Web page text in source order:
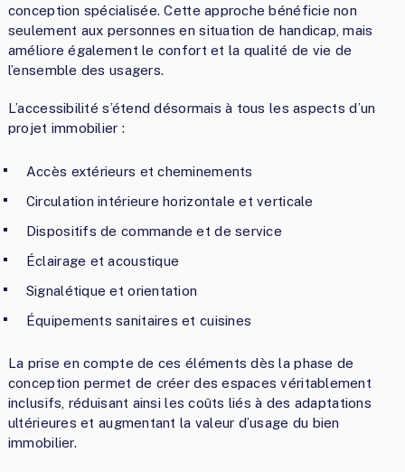
conception spécialisée. Cette approche bénéficie non
seulement aux personnes en situation de handicap, mais
améliore également le confort et la qualité de vie de
l’ensemble des usagers.
L’accessibilité s’étend désormais à tous les aspects d’un
projet immobilier :
Accès extérieurs et cheminements
Circulation intérieure horizontale et verticale
Dispositifs de commande et de service
Éclairage et acoustique
Signalétique et orientation
Équipements sanitaires et cuisines
La prise en compte de ces éléments dès la phase de
conception permet de créer des espaces véritablement
inclusifs, réduisant ainsi les coûts liés à des adaptations
ultérieures et augmentant la valeur d’usage du bien
immobilier.